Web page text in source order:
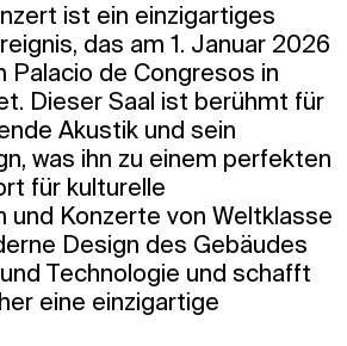
ist ein einzigartiges
das am 1. Januar 2026
Palacio de Congresos in
Dieser Saal ist berühmt für
Akustik und sein
was ihn zu einem perfekten
für kulturelle
und Konzerte von Weltklasse
Design des Gebäudes
Technologie und schafft
eine einzigartige